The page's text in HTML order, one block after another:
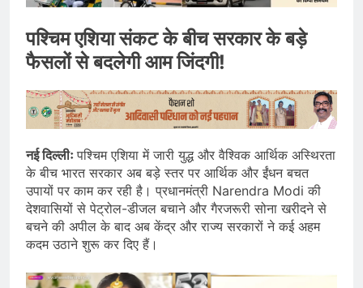
पश्चिम एशिया संकट के बीच सरकार के बड़े
फैसलों से बदलेगी आम जिंदगी!
नई दिल्लीःपश्चिम एशिया में जारी युद्ध और वैश्विक आर्थिक अस्थिरता
के बीच भारत सरकार अब बड़े स्तर पर आर्थिक और ईंधन बचत
उपायों पर काम कर रही है। प्रधानमंत्री Narendra Modi की
देशवासियों से पेट्रोल-डीजल बचाने और गैरजरूरी सोना खरीदने से
बचने की अपील के बाद अब केंद्र और राज्य सरकारों ने कई अहम
कदम उठाने शुरू कर दिए हैं।